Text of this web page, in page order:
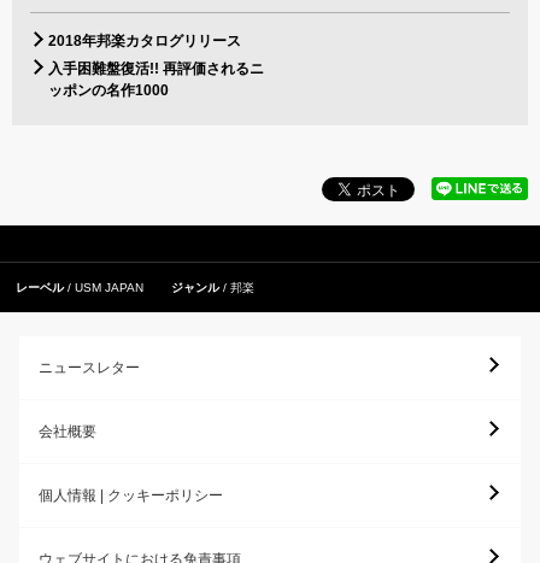
2018年邦楽カタログリリース
入手困難盤復活!! 再評価されるニ
ッポンの名作1000
レーベル USM JAPAN ジャンル 邦楽
ニュースレター
会社概要
個人情報 | クッキーポリシー
ウェブサイトにおける免責事項